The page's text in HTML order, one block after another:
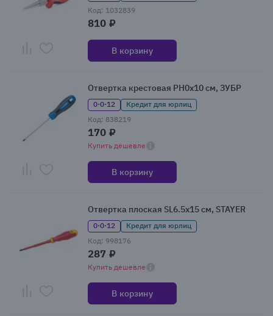
Код: 1032839
810 ₽
В корзину
Отвертка крестовая PH0x10 см, ЗУБР
0·0·12
Кредит для юрлиц
Код: 838219
170 ₽
Купить дешевле
В корзину
Отвертка плоская SL6.5x15 см, STAYER
0·0·12
Кредит для юрлиц
Код: 998176
287 ₽
Купить дешевле
В корзину